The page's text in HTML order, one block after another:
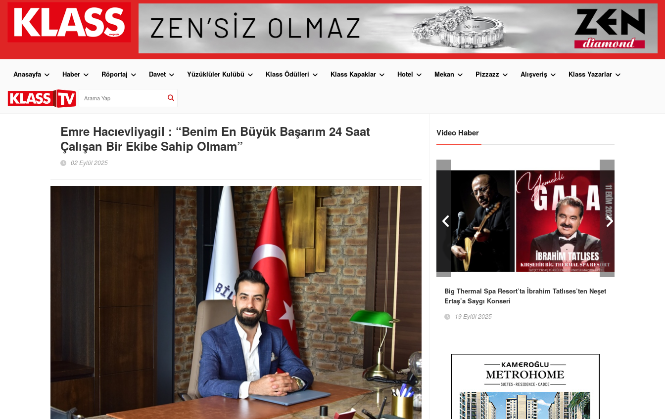
Anasayfa Haber Röportaj Davet Yüzüklüler Kulübü Klass Ödülleri Klass Kapaklar Hotel Mekan Pizzazz Alışveriş Klass Yazarlar
Emre Hacıevliyagil : “Benim En Büyük Başarım 24 Saat
Çalışan Bir Ekibe Sahip Olmam”
02 Eylül 2025
Video Haber
Big Thermal Spa Resort’ta İbrahim Tatlıses’ten Neşet
Ertaş’a Saygı Konseri
19 Eylül 2025